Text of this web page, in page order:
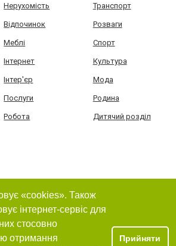
Нерухомість Транспорт
Відпочинок Розваги
Меблі Спорт
Інтернет Культура
Інтер'єр Мода
Послуги Родина
Робота Дитячий розділ
«cookies». Також
інтернет-сервіс для
стосовно
отримання
Прийняти